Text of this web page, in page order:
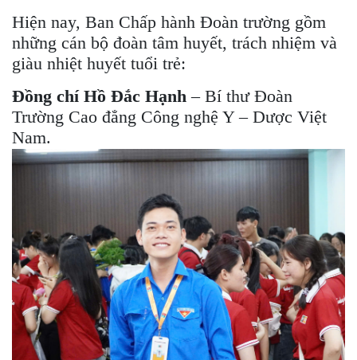
Hiện nay, Ban Chấp hành Đoàn trường gồm
những cán bộ đoàn tâm huyết, trách nhiệm và
giàu nhiệt huyết tuổi trẻ:
Đồng chí Hồ Đắc Hạnh – Bí thư Đoàn
Trường Cao đẳng Công nghệ Y – Dược Việt
Nam.